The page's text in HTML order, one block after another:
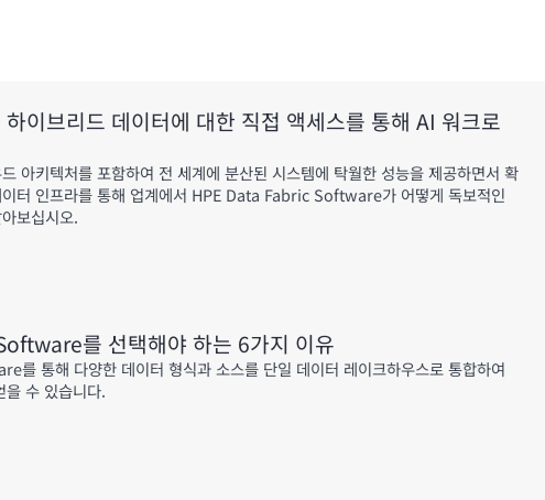
이브리드 데이터에 대한 직접 액세스를 통해 AI 워크로
아키텍처를 포함하여 전 세계에 분산된 시스템에 탁월한 성능을 제공하면서 확
이터 인프라를 통해 업계에서 HPE Data Fabric Software가 어떻게 독보적인
보십시오.
를 선택해야 하는 6가지 이유
통해 다양한 데이터 형식과 소스를 단일 데이터 레이크하우스로 통합하여
을 수 있습니다.